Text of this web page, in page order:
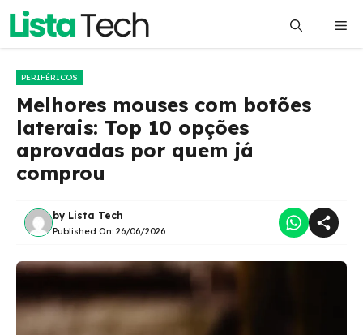
Pular
o
PERIFÉRICOS
Melhores mouses com botões
laterais: Top 10 opções
aprovadas por quem já
comprou
by Lista Tech
Published On: 26/06/2026